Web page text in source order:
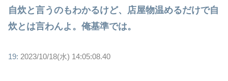
自炊と言うのもわかるけど、店屋物温めるだけで自
炊とは言わんよ。俺基準では。
19: 2023/10/18(水) 14:05:08.40